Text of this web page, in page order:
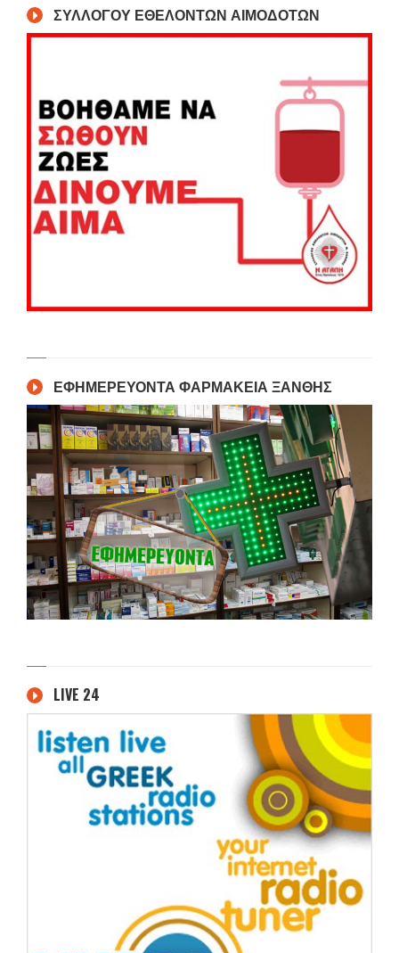
ΣΥΛΛΟΓΟΥ ΕΘΕΛΟΝΤΩΝ ΑΙΜΟΔΟΤΩΝ
ΕΦΗΜΕΡΕΥΟΝΤΑ ΦΑΡΜΑΚΕΙΑ ΞΑΝΘΗΣ
LIVE 24